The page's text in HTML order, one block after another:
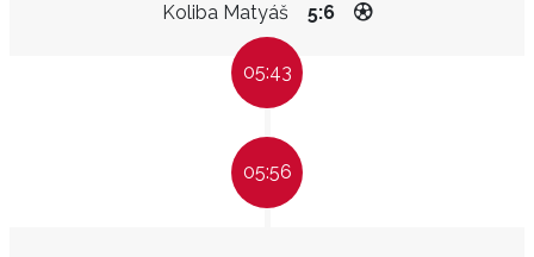
Koliba Matyáš 5:6
05:43
05:56